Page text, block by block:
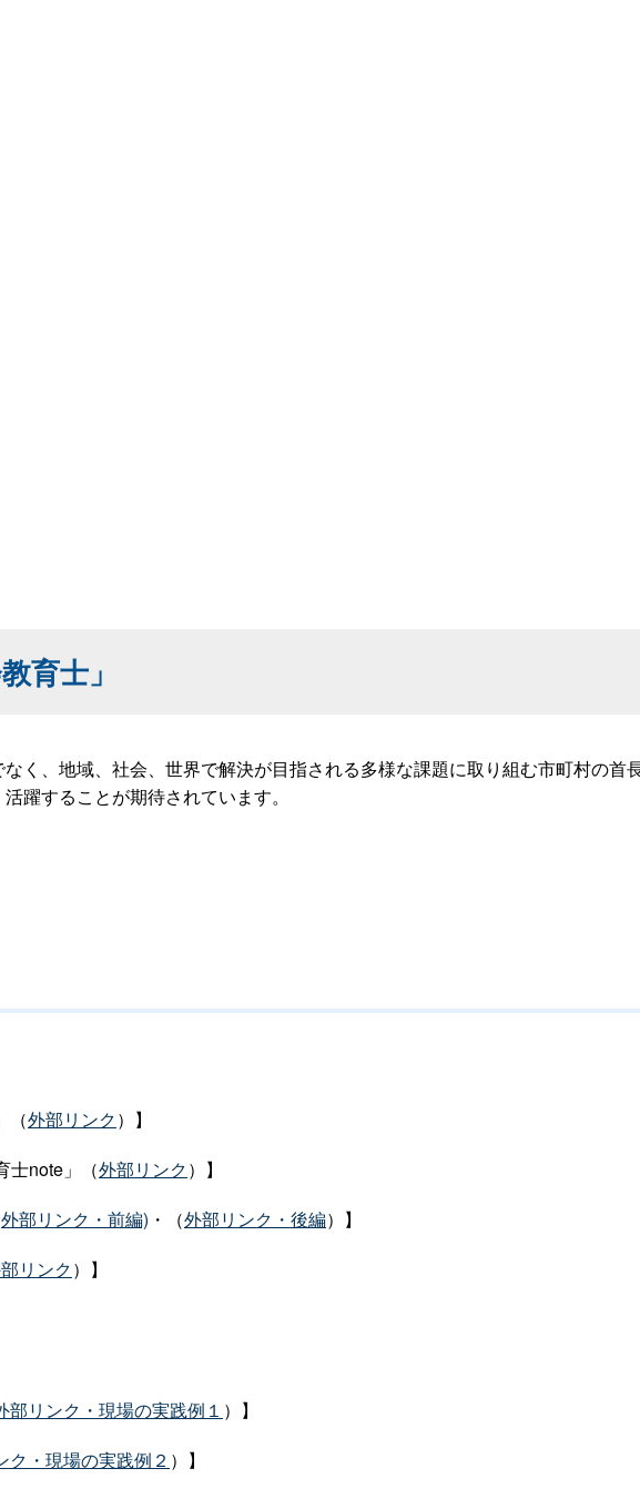
育士」
く、地域、社会、世界で解決が目指される多様な課題に取り組む市町村の首
躍することが期待されています。
（外部リンク）】
士note」（外部リンク）】
外部リンク・前編) ・（外部リンク・後編）】
リンク）】
部リンク・現場の実践例１ ）】
ク・現場の実践例２ ）】